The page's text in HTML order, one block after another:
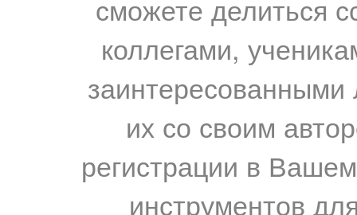
сможете делиться
коллегами,
их со своим
регистрации в
инструментов